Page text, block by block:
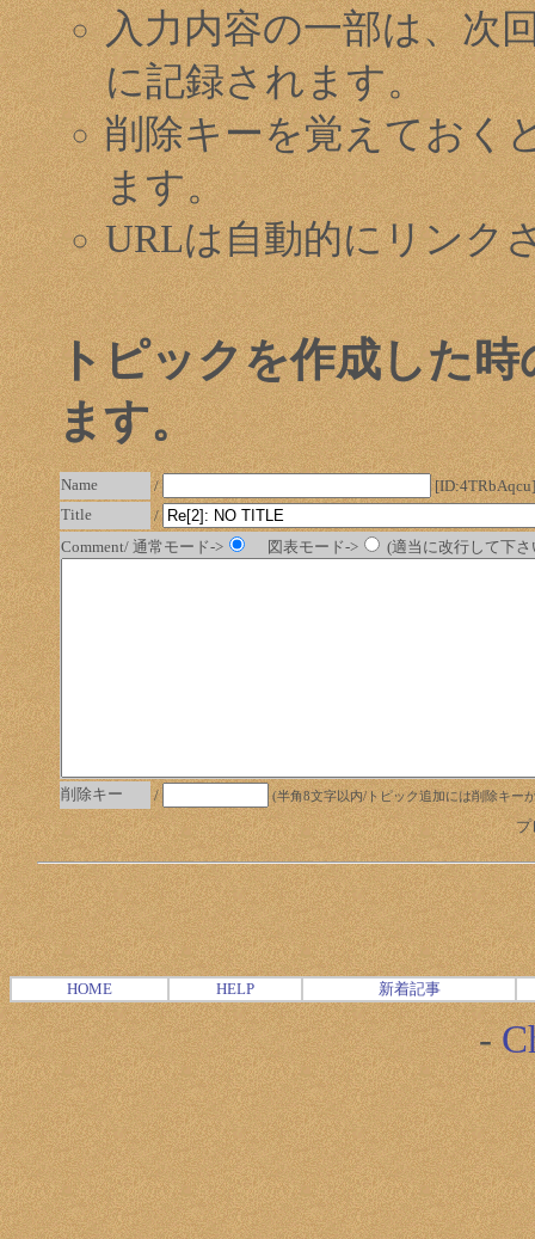
入力内容の一部は、次
に記録されます。
削除キーを覚えておく
ます。
URLは自動的にリンク
トピックを作成した
ます。
Name /
[ID:4TRbAqcu]
Title
/
Comment/ 通常モード->
図表モード-> (適当に改行して下
削除キー / (半角8文字以内/トピック追加には削除キー
プ
HOME HELP 新着記事
-